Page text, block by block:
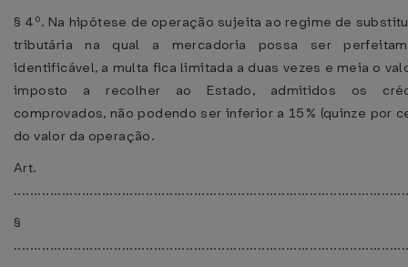
§ 4º. Na hipótese de operação sujeita ao regime de
tributária na qual a mercadoria possa ser
identificável, a multa fica limitada a duas vezes e meia o
imposto a recolher ao Estado, admitidos os
comprovados, não podendo ser inferior a 15% (quinze por
do valor da operação.
Art.
§